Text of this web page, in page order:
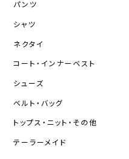
パンツ
シャツ
ネクタイ
コート・インナーベスト
シューズ
ベルト・バッグ
トップス・ニット・その他
テーラーメイド